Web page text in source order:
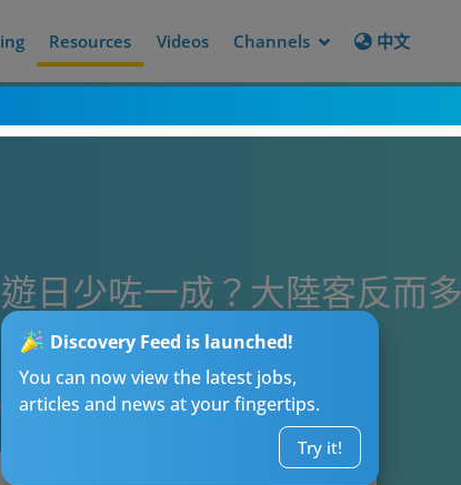
Resources Videos Channels 中文
Discovery Feed is launched!
You can now view the latest jobs,
articles and news at your fingertips.
Try it!
日少咗一成？大陸客反而